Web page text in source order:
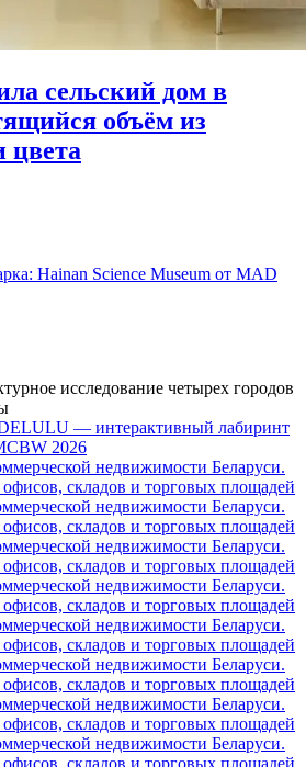
сельский дом в
объём из
цвета
Hainan Science Museum от MAD
исследование четырех городов
DELULU — интерактивный лабиринт
2026
недвижимости Беларуси.
складов и торговых площадей
недвижимости Беларуси.
складов и торговых площадей
недвижимости Беларуси.
складов и торговых площадей
недвижимости Беларуси.
складов и торговых площадей
недвижимости Беларуси.
складов и торговых площадей
недвижимости Беларуси.
складов и торговых площадей
недвижимости Беларуси.
складов и торговых площадей
недвижимости Беларуси.
складов и торговых площадей